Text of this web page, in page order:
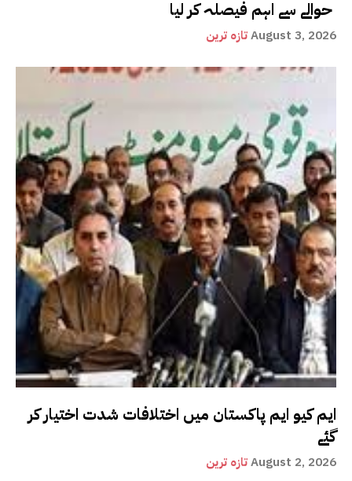
تازہ ترینAugust 3, 2026
ایم کیو ایم پاکستان میں اختلافات شدت اختیار کر
گئے
تازہ ترینAugust 2, 2026